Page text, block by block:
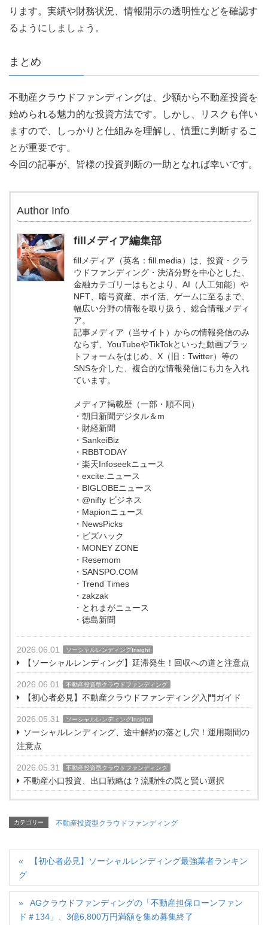
ります。実績や財務状況、情報開示の透明性などを確認す
るようにしましょう。
まとめ
不動産クラウドファンディングは、少額から不動産投資を
始められる魅力的な投資方法です。しかし、リスクも伴い
ますので、しっかりと仕組みを理解し、慎重に判断するこ
とが重要です。
今回の記事が、皆様の投資判断の一助となれば幸いです。
Author Info
fillメディア編集部
fillメディア（英名：fill.media）は、投資・クラ
ウドファンディング・決済分野を中心とした、
金融カテゴリーはもとより、AI（人工知能）や
NFT、暗号資産、ポイ活、ゲームに至るまで、
幅広い分野の情報を取り扱う、総合情報メディ
ア。
記事メディア（当サイト）からの情報発信のみ
ならず、YouTubeやTikTokといった動画プラッ
トフォームをはじめ、X（旧：Twitter）等の
SNSを介した、複合的な情報発信にも力を入れ
ています。
メディア掲載歴（一部・順不同）
・朝日新聞デジタル＆m
・財経新聞
・SankeiBiz
・RBBTODAY
・楽天Infoseekニュース
・excite.ニュース
・BIGLOBEニュース
・@nifty ビジネス
・Mapionニュース
・NewsPicks
・ビズハック
・MONEY ZONE
・Resemom
・SANSPO.COM
・Trend Times
・zakzak
・とれまがニュース
・徳島新聞
2026.06.01 ソーシャルレンディングInsight
【ソーシャルレンディング】延滞発生！回収への道と注意点
2026.06.01 不動産投資型クラウドファンディング
【初心者必見】不動産クラウドファンディング入門ガイド
2026.05.31 ソーシャルレンディングInsight
ソーシャルレンディング、途中解約の落とし穴！運用期間の
注意点
2026.05.31 不動産投資型クラウドファンディング
不動産小口投資、出口戦略は？流動性の罠と賢い選択
カテゴリー 不動産投資型クラウドファンディング
【初心者必見】ソーシャルレンディング最強業者ランキン
グ
AGクラウドファンディングの「不動産担保ローンファン
ド＃134」、3億6,800万円満額を集め募集終了